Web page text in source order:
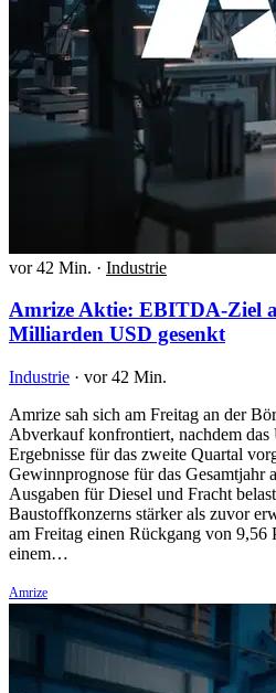
vor 42 Min. · Industrie
Amrize Aktie: EBITDA-Ziel
Milliarden USD gesenkt
Industrie · vor 42 Min.
Amrize sah sich am Freitag an der
Abverkauf konfrontiert, nachdem das
Ergebnisse für das zweite Quartal
Gewinnprognose für das Gesamtjahr
Ausgaben für Diesel und Fracht
Baustoffkonzerns stärker als zuvor
am Freitag einen Rückgang von 9,56
einem…
Amrize